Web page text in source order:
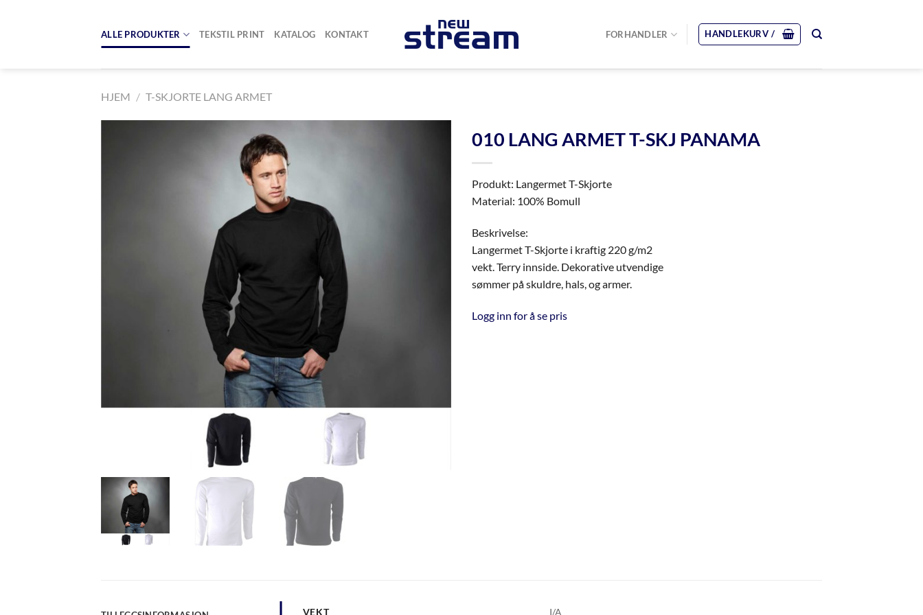
ALLE PRODUKTER TEKSTIL PRINT KATALOG KONTAKT FORHANDLER HANDLEKURV /
HJEM / T-SKJORTE LANG ARMET
010 LANG ARMET T-SKJ PANAMA
Produkt: Langermet T-Skjorte
Material: 100% Bomull
Beskrivelse:
Langermet T-Skjorte i kraftig 220 g/m2
vekt. Terry innside. Dekorative utvendige
sømmer på skuldre, hals, og armer.
Logg inn for å se pris
VEKT I/A